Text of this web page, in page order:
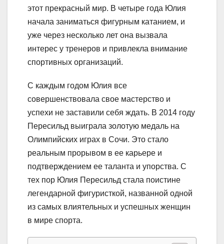
этот прекрасный мир. В четыре года Юлия
начала заниматься фигурным катанием, и
уже через несколько лет она вызвала
интерес у тренеров и привлекла внимание
спортивных организаций.
С каждым годом Юлия все
совершенствовала свое мастерство и
успехи не заставили себя ждать. В 2014 году
Пересильд выиграла золотую медаль на
Олимпийских играх в Сочи. Это стало
реальным прорывом в ее карьере и
подтверждением ее таланта и упорства. С
тех пор Юлия Пересильд стала поистине
легендарной фигуристкой, названной одной
из самых влиятельных и успешных женщин
в мире спорта.